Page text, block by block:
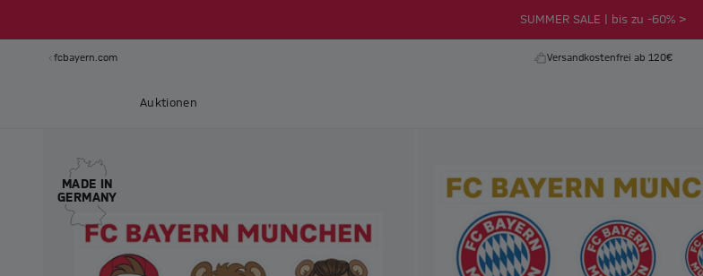
SUMMER SALE | bis zu -60% >
fcbayern.com Versandkostenfrei ab 120€
Auktionen
MADE IN
GERMANY